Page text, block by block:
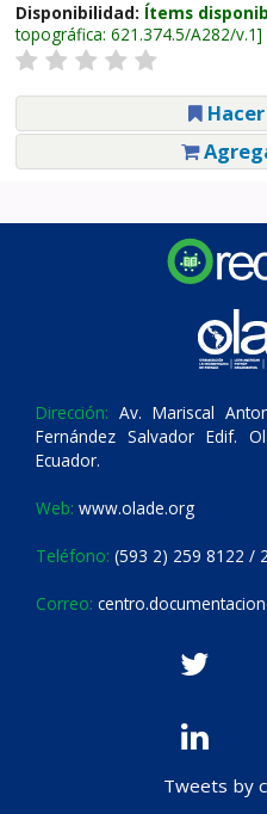
Disponibilidad: Ítems
topográfica: 621.374.5/A282/v.1
Dirección: Av. Mariscal
Fernández Salvador Edif.
Ecuador.
Web: www.olade.org
Teléfono: (593 2) 259 8122 /
Correo:
Tweets by